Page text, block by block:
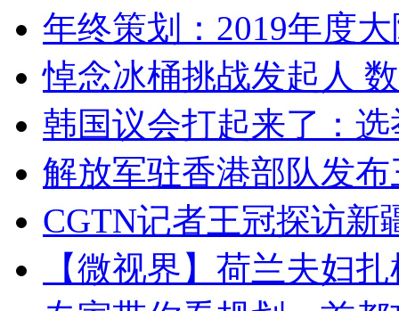
年终策划：2019年度
悼念冰桶挑战发起人
韩国议会打起来了：
解放军驻香港部队发
CGTN记者王冠探访新
【微视界】荷兰夫妇